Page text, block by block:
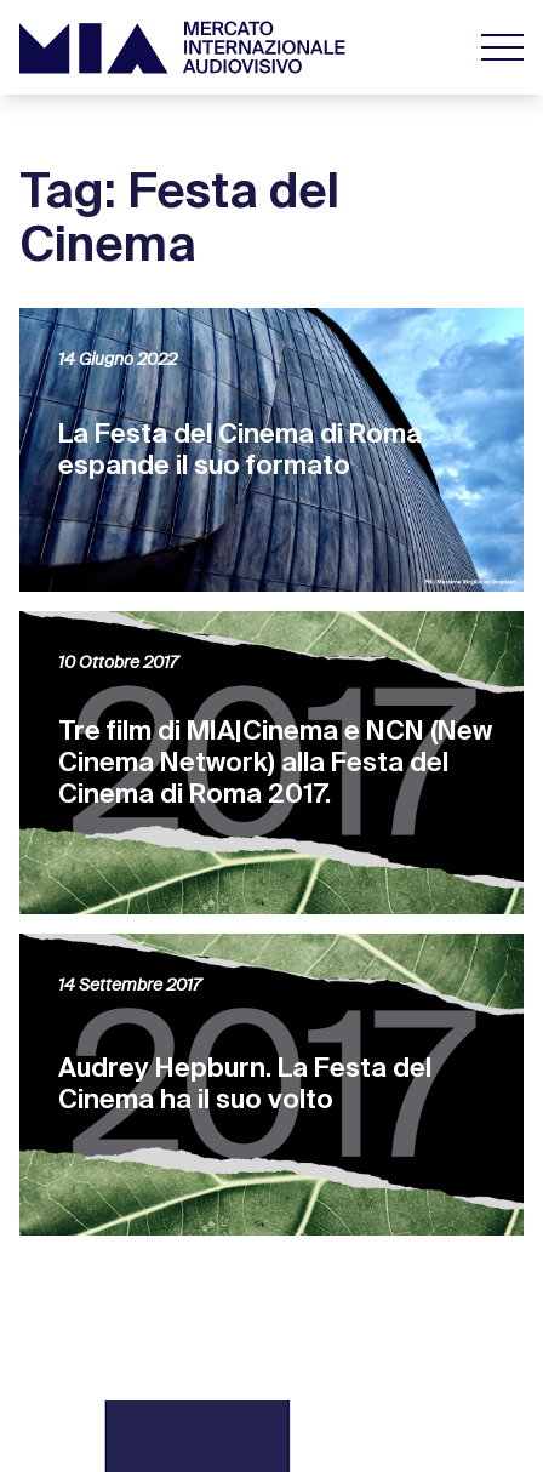
Tag: Festa del
Cinema
La Festa del Cinema di Roma
espande il suo formato
14 Giugno 2022
Tre film di MIA|Cinema e NCN (New
Cinema Network) alla Festa del
Cinema di Roma 2017.
10 Ottobre 2017
Audrey Hepburn. La Festa del
Cinema ha il suo volto
14 Settembre 2017